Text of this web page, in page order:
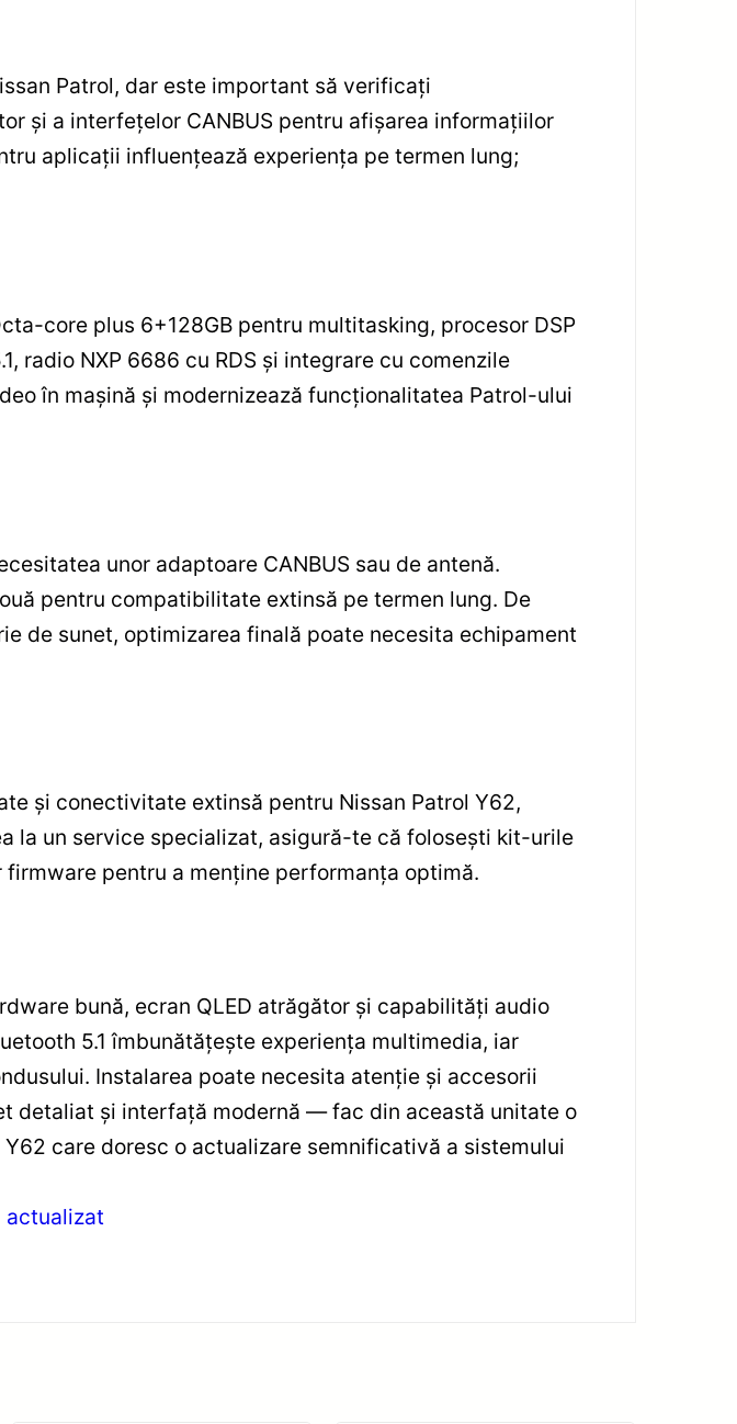
Patrol, dar este important să verificați
și a interfețelor CANBUS pentru afișarea informațiilor
aplicații influențează experiența pe termen lung;
core plus 6+128GB pentru multitasking, procesor DSP
radio NXP 6686 cu RDS și integrare cu comenzile
în mașină și modernizează funcționalitatea Patrol-ului
unor adaptoare CANBUS sau de antenă.
pentru compatibilitate extinsă pe termen lung. De
de sunet, optimizarea finală poate necesita echipament
și conectivitate extinsă pentru Nissan Patrol Y62,
la un service specializat, asigură-te că folosești kit-urile
pentru a menține performanța optimă.
bună, ecran QLED atrăgător și capabilități audio
5.1 îmbunătățește experiența multimedia, iar
Instalarea poate necesita atenție și accesorii
detaliat și interfață modernă — fac din această unitate o
care doresc o actualizare semnificativă a sistemului
actualizat